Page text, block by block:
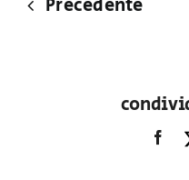
Precedente